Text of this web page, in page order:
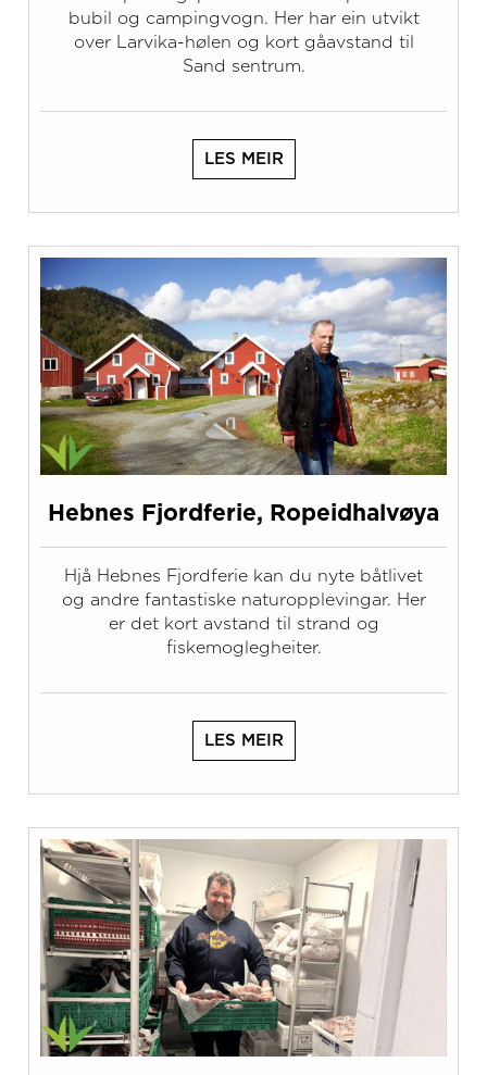
bubil og campingvogn. Her har ein utvikt
over Larvika-hølen og kort gåavstand til
Sand sentrum.
LES MEIR
Hebnes Fjordferie, Ropeidhalvøya
Hjå Hebnes Fjordferie kan du nyte båtlivet
og andre fantastiske naturopplevingar. Her
er det kort avstand til strand og
fiskemoglegheiter.
LES MEIR